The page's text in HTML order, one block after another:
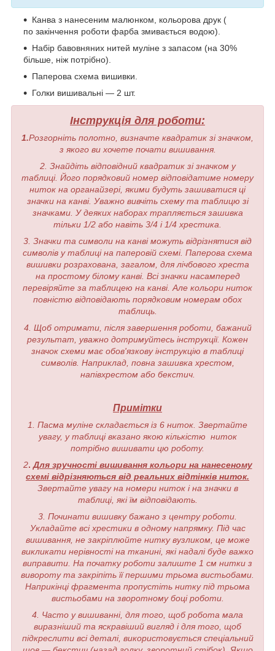
Канва з нанесеним малюнком, кольорова друк (
по закінчення роботи фарба змивається водою).
Набір бавовняних нитей муліне з запасом (на 30%
більше, ніж потрібно).
Паперова схема вишивки.
Голки вишивальні — 2 шт.
Інструкція для роботи:
1.Розгорніть полотно, визначте квадратик зі значком,
з якого ви хочете почати вишивання.
2. Знайдіть відповідний квадратик зі значком у
таблиці. Його порядковий номер відповідатиме номеру
ниток на органайзері, якими будуть зашиватися ці
значки на канві. Уважно вивчіть схему та таблицю зі
значками. У деяких наборах трапляється зашивка
тільки 1/2 або навіть 3/4 і 1/4 хрестика.
3. Значки та символи на канві можуть відрізнятися від
символів у таблиці на паперовій схемі. Паперова схема
вишивки розрахована, загалом, для лічбового хреста
на простому білому канві. Всі значки насамперед
перевіряйте за таблицею на канві. Але кольори ниток
повністю відповідають порядковим номерам обох
таблиць.
4. Щоб отримати, після завершення роботи, бажаний
результат, уважно дотримуйтесь інструкції. Кожен
значок схеми має обов'язкову інструкцію в таблиці
символів. Наприклад, повна зашивка хрестом,
напівхрестом або бекстич.
Примітки
1. Пасма муліне складається із 6 ниток. Звертайте
увагу, у таблиці вказано якою кількістю ниток
потрібно вишивати цю роботу.
2. Для зручності вишивання кольори на нанесеному
схемі відрізняються від реальних відтінків ниток.
Звертайте увагу на номери ниток і на значки в
таблиці, які їм відповідають.
3. Починати вишивку бажано з центру роботи.
Укладайте всі хрестики в одному напрямку. Під час
вишивання, не закріплюйте нитку вузликом, це може
викликати нерівності на тканині, які надалі буде важко
виправити. На початку роботи залиште 1 см нитки з
вивороту та закріпіть її першими трьома вистьобами.
Наприкінці фрагмента пропустіть нитку під трьома
вистьобами на зворотному боці роботи.
4. Часто у вишиванні, для того, щоб робота мала
виразніший та яскравіший вигляд і для того, щоб
підкреслити всі деталі, використовується спеціальний